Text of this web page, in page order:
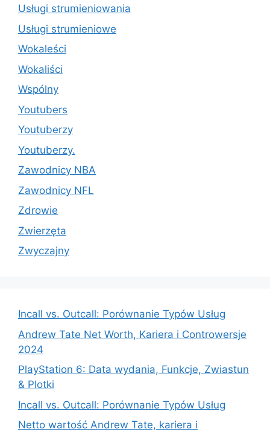
Usługi strumieniowania
Usługi strumieniowe
Wokaleści
Wokaliści
Wspólny
Youtubers
Youtuberzy
Youtuberzy.
Zawodnicy NBA
Zawodnicy NFL
Zdrowie
Zwierzęta
Zwyczajny
Incall vs. Outcall: Porównanie Typów Usług
Andrew Tate Net Worth, Kariera i Controwersje
2024
PlayStation 6: Data wydania, Funkcje, Zwiastun
& Plotki
Incall vs. Outcall: Porównanie Typów Usług
Netto wartość Andrew Tate, kariera i